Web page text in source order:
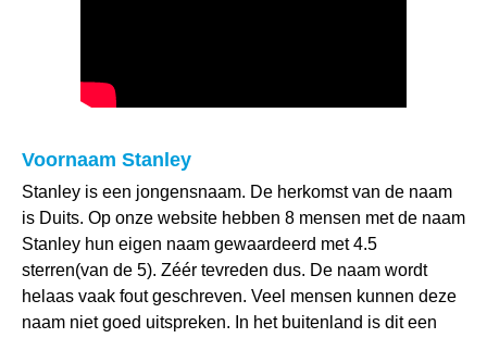
Voornaam Stanley
Stanley is een jongensnaam. De herkomst van de naam
is Duits. Op onze website hebben 8 mensen met de naam
Stanley hun eigen naam gewaardeerd met 4.5
sterren(van de 5). Zéér tevreden dus. De naam wordt
helaas vaak fout geschreven. Veel mensen kunnen deze
naam niet goed uitspreken. In het buitenland is dit een